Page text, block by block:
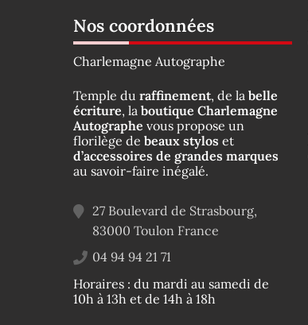
Nos coordonnées
Charlemagne Autographe
Temple du raffinement, de la belle
écriture, la boutique Charlemagne
Autographe vous propose un
florilège de beaux stylos et
d’accessoires de grandes marques
au savoir-faire inégalé.
27 Boulevard de Strasbourg,
83000 Toulon France
04 94 94 21 71
Horaires : du mardi au samedi de
10h à 13h et de 14h à 18h